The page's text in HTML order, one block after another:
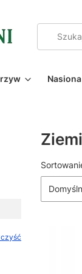
Nasiona
Lista